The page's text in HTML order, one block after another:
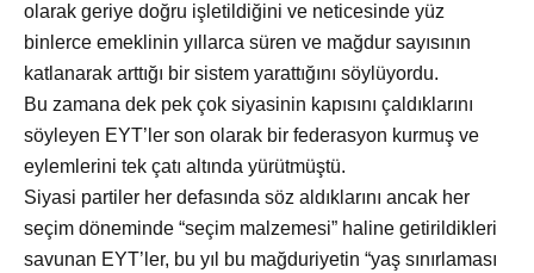
olarak geriye doğru işletildiğini ve neticesinde yüz
binlerce emeklinin yıllarca süren ve mağdur sayısının
katlanarak arttığı bir sistem yarattığını söylüyordu.
Bu zamana dek pek çok siyasinin kapısını çaldıklarını
söyleyen EYT’ler son olarak bir federasyon kurmuş ve
eylemlerini tek çatı altında yürütmüştü.
Siyasi partiler her defasında söz aldıklarını ancak her
seçim döneminde “seçim malzemesi” haline getirildikleri
savunan EYT’ler, bu yıl bu mağduriyetin “yaş sınırlaması